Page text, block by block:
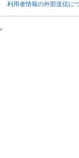
利用者情報の外部送信に